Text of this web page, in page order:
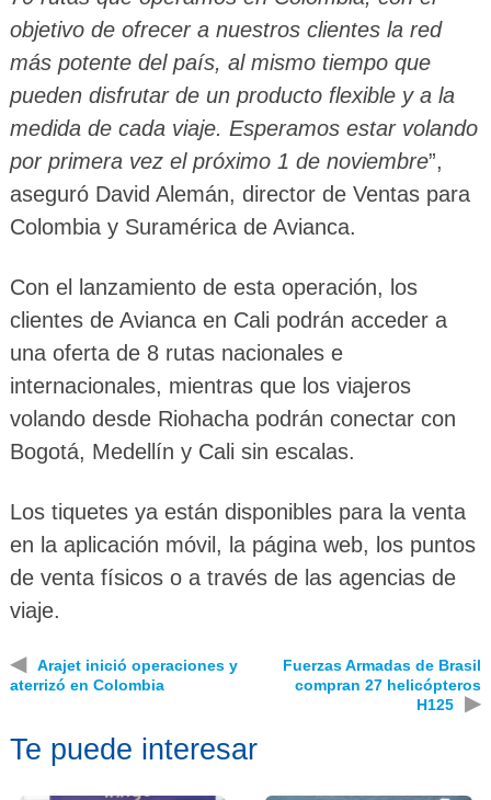
objetivo de ofrecer a nuestros clientes la red
más potente del país, al mismo tiempo que
pueden disfrutar de un producto flexible y a la
medida de cada viaje. Esperamos estar volando
por primera vez el próximo 1 de noviembre”,
aseguró David Alemán, director de Ventas para
Colombia y Suramérica de Avianca.
Con el lanzamiento de esta operación, los
clientes de Avianca en Cali podrán acceder a
una oferta de 8 rutas nacionales e
internacionales, mientras que los viajeros
volando desde Riohacha podrán conectar con
Bogotá, Medellín y Cali sin escalas.
Los tiquetes ya están disponibles para la venta
en la aplicación móvil, la página web, los puntos
de venta físicos o a través de las agencias de
viaje.
◀
Arajet inició operaciones y
aterrizó en Colombia
Fuerzas Armadas de Brasil
compran 27 helicópteros
H125
▶
Te puede interesar